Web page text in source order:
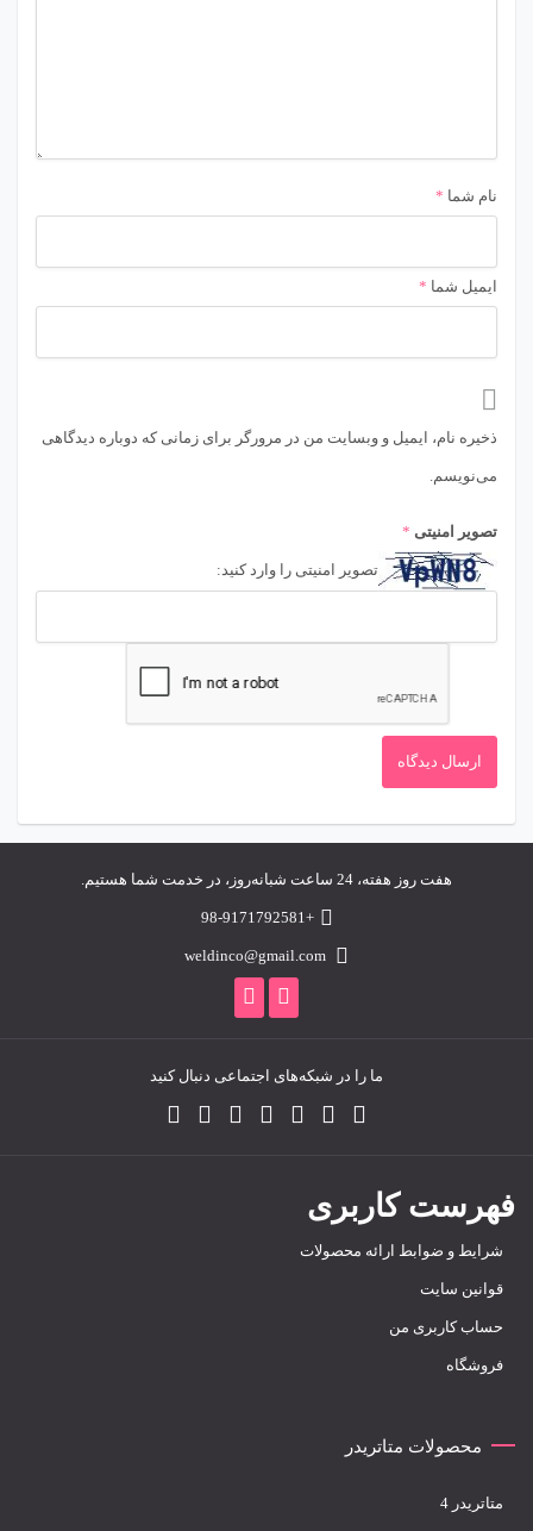
نام شما *
ایمیل شما *
ذخیره نام، ایمیل و وبسایت من در مرورگر برای زمانی که دوباره دیدگاهی
می‌نویسم.
تصویر امنیتی *
تصویر امنیتی را وارد کنید:
هفت روز هفته، 24 ساعت شبانه‌روز، در خدمت شما هستیم.
+98-9171792581
weldinco@gmail.com
ما را در شبکه‌های اجتماعی دنبال کنید
فهرست کاربری
شرایط و ضوابط ارائه محصولات
قوانین سایت
حساب کاربری من
فروشگاه
محصولات متاتریدر
متاتريدر 4